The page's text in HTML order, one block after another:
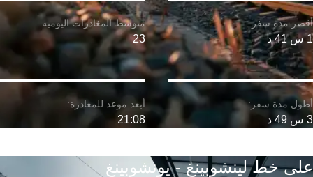
1 س 41 د
3 س 49 د
23
21:08
على خط لينشوبينغ - يونشوبينغ